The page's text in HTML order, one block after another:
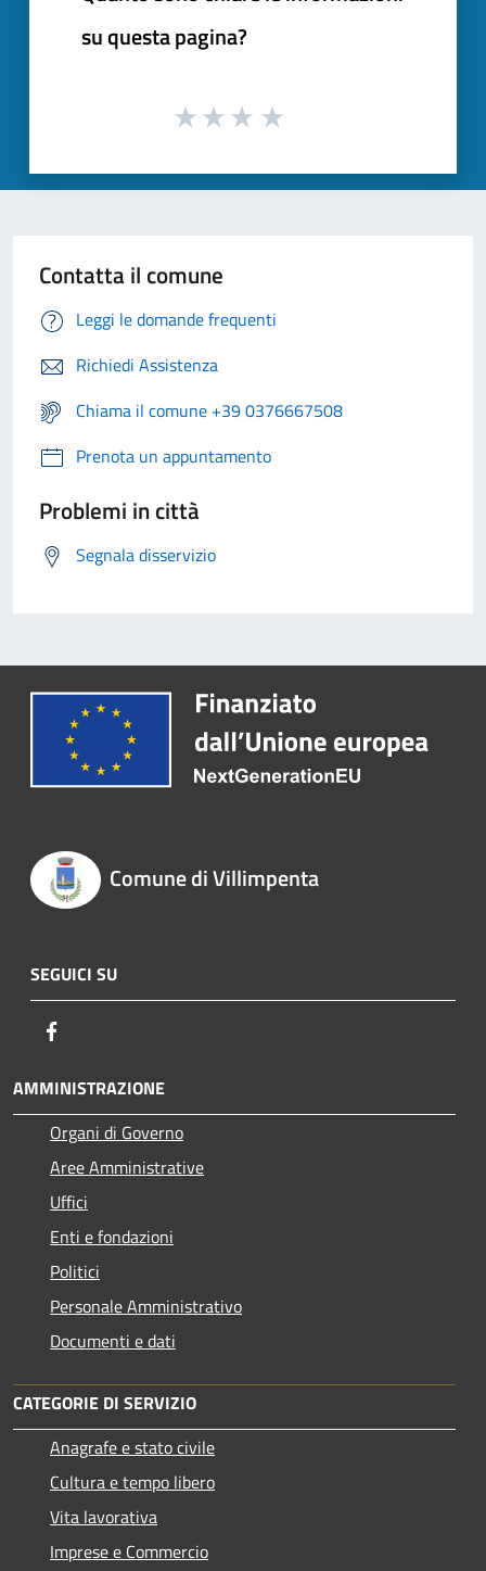
su questa pagina?
Contatta il comune
Leggi le domande frequenti
Richiedi Assistenza
Chiama il comune +39 0376667508
Prenota un appuntamento
Problemi in città
Segnala disservizio
Comune di Villimpenta
SEGUICI SU
AMMINISTRAZIONE
Organi di Governo
Aree Amministrative
Uffici
Enti e fondazioni
Politici
Personale Amministrativo
Documenti e dati
CATEGORIE DI SERVIZIO
Anagrafe e stato civile
Cultura e tempo libero
Vita lavorativa
Imprese e Commercio